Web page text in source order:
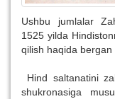
Ushbu jumlalar
1525 yilda
qilish haqida
Hind saltanatini
shukronasiga